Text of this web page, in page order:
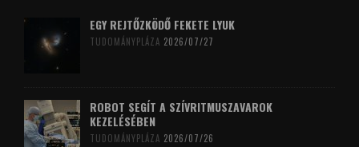
EGY REJTŐZKÖDŐ FEKETE LYUK
TUDOMÁNYPLÁZA 2026/07/27
ROBOT SEGÍT A SZÍVRITMUSZAVAROK
KEZELÉSÉBEN
TUDOMÁNYPLÁZA 2026/07/26